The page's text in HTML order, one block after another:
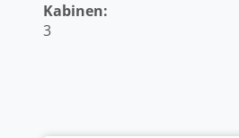
Kabinen:
3